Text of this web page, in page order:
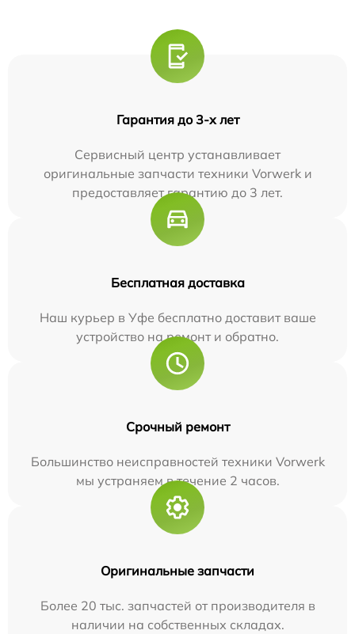
Гарантия до 3-х лет
Сервисный центр устанавливает
оригинальные запчасти техники Vorwerk и
предоставляет гарантию до 3 лет.
Бесплатная доставка
Наш курьер в Уфе бесплатно доставит ваше
устройство на ремонт и обратно.
Срочный ремонт
Большинство неисправностей техники Vorwerk
мы устраняем в течение 2 часов.
Оригинальные запчасти
Более 20 тыс. запчастей от производителя в
наличии на собственных складах.